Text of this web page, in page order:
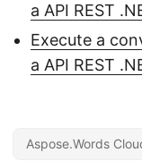
a API REST
Execute a
a API REST
Aspose.Words